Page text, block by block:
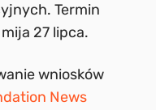
Termin
27 lipca.
wniosków
News